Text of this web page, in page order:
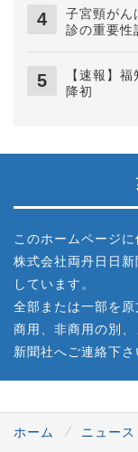
子宮頸が
診の重要性
【速報】
降初
このホームページ
株式会社両丹日日
しています。
全部または一部を原
商用、非商用の別
新聞社へご連絡下さ
ホーム
ニュース